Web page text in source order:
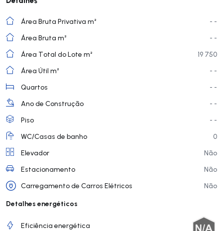
Área Bruta Privativa m²
- -
Área Bruta m²
- -
Área Total do Lote m²
19 750
Área Útil m²
- -
Quartos
- -
Ano de Construção
- -
Piso
- -
WC/Casas de banho
0
Elevador
Não
Estacionamento
Não
Carregamento de Carros Elétricos
Não
Detalhes energéticos
Eficiência energética